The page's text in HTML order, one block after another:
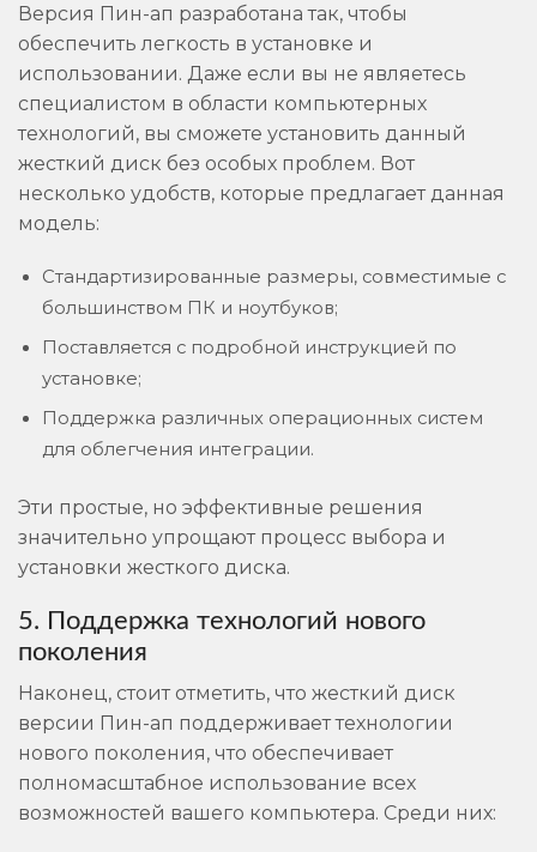
Версия Пин-ап разработана так, чтобы
обеспечить легкость в установке и
использовании. Даже если вы не являетесь
специалистом в области компьютерных
технологий, вы сможете установить данный
жесткий диск без особых проблем. Вот
несколько удобств, которые предлагает данная
модель:
Стандартизированные размеры, совместимые с
большинством ПК и ноутбуков;
Поставляется с подробной инструкцией по
установке;
Поддержка различных операционных систем
для облегчения интеграции.
Эти простые, но эффективные решения
значительно упрощают процесс выбора и
установки жесткого диска.
5. Поддержка технологий нового
поколения
Наконец, стоит отметить, что жесткий диск
версии Пин-ап поддерживает технологии
нового поколения, что обеспечивает
полномасштабное использование всех
возможностей вашего компьютера. Среди них: